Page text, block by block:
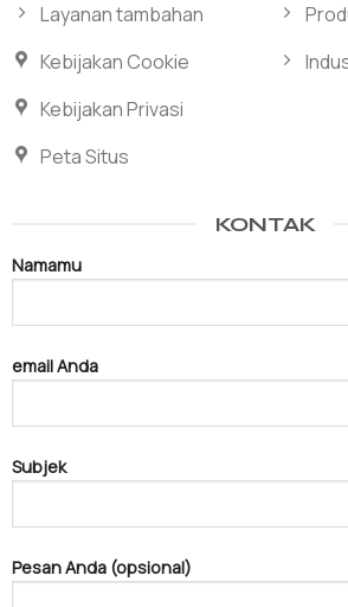
Layanan tambahan
Kebijakan Cookie
Kebijakan Privasi
Peta Situs
KONTAK
Namamu
email Anda
Subjek
Pesan Anda (opsional)